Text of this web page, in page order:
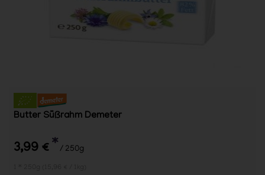
Butter Süßrahm Demeter
3,99 € * / 250g